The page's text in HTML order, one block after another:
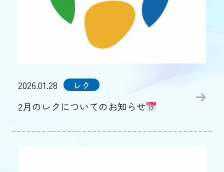
2026.01.28
2月のレクについてのお知らせ
レク